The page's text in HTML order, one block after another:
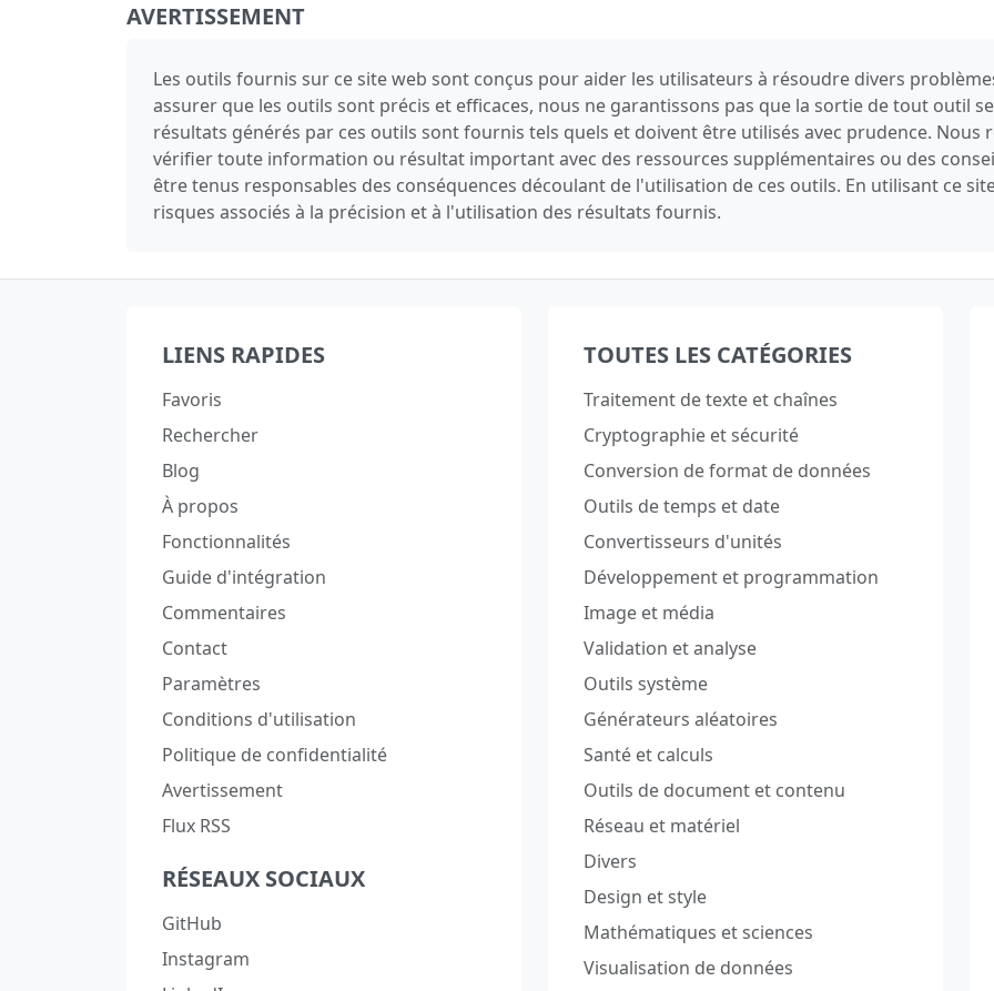
AVERTISSEMENT
Les outils fournis sur ce site web sont conçus pour aider les utilisateurs à résoudre divers
assurer que les outils sont précis et efficaces, nous ne garantissons pas que la sortie de tout outil
résultats générés par ces outils sont fournis tels quels et doivent être utilisés avec prudence. Nous
vérifier toute information ou résultat important avec des ressources supplémentaires ou des
être tenus responsables des conséquences découlant de l'utilisation de ces outils. En utilisant ce
risques associés à la précision et à l'utilisation des résultats fournis.
LIENS RAPIDES
Favoris
Rechercher
Blog
À propos
Fonctionnalités
Guide d'intégration
Commentaires
Contact
Paramètres
Conditions d'utilisation
Politique de confidentialité
Avertissement
Flux RSS
RÉSEAUX SOCIAUX
GitHub
Instagram
TOUTES LES CATÉGORIES
Traitement de texte et chaînes
Cryptographie et sécurité
Conversion de format de données
Outils de temps et date
Convertisseurs d'unités
Développement et programmation
Image et média
Validation et analyse
Outils système
Générateurs aléatoires
Santé et calculs
Outils de document et contenu
Réseau et matériel
Divers
Design et style
Mathématiques et sciences
Visualisation de données